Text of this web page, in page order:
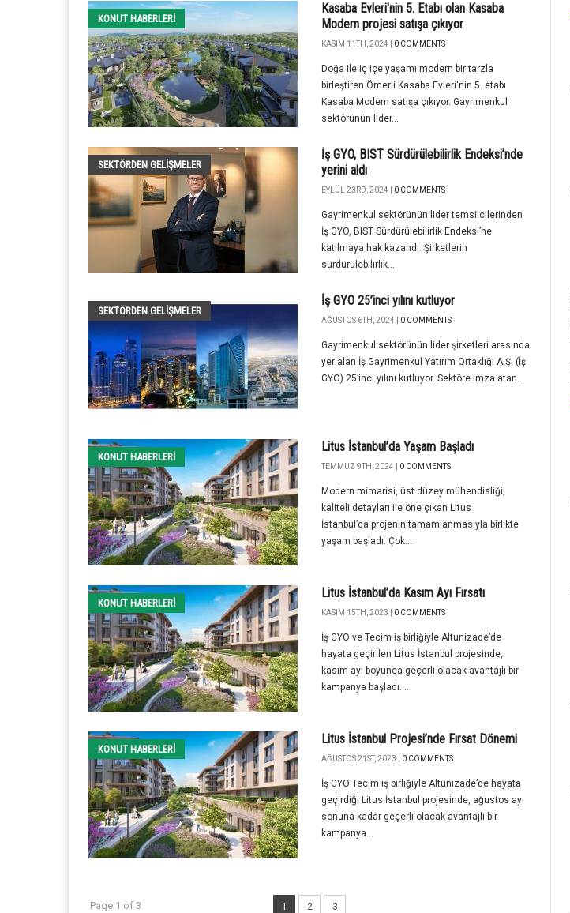
KONUT HABERLERI
Kasaba Evleri'nin 5. Etabı olan Kasaba
Modern projesi satışa çıkıyor
KASIM 11TH, 2024 | 0 COMMENTS
Doğa ile iç içe yaşamı modern bir tarzla
birleştiren Ömerli Kasaba Evleri'nin 5. etabı
Kasaba Modern satışa çıkıyor. Gayrimenkul
sektörünün lider...
SEKTÖRDEN GELIŞMELER
İş GYO, BIST Sürdürülebilirlik Endeksi’nde
yerini aldı
EYLÜL 23RD, 2024 | 0 COMMENTS
Gayrimenkul sektörünün lider temsilcilerinden
İş GYO, BIST Sürdürülebilirlik Endeksi’ne
katılmaya hak kazandı. Şirketlerin
sürdürülebilirlik...
SEKTÖRDEN GELIŞMELER
İş GYO 25’inci yılını kutluyor
AĞUSTOS 6TH, 2024 | 0 COMMENTS
Gayrimenkul sektörünün lider şirketleri arasında
yer alan İş Gayrimenkul Yatırım Ortaklığı A.Ş. (İş
GYO) 25’inci yılını kutluyor. Sektöre imza atan...
KONUT HABERLERI
Litus İstanbul’da Yaşam Başladı
TEMMUZ 9TH, 2024 | 0 COMMENTS
Modern mimarisi, üst düzey mühendisliği,
kaliteli detayları ile öne çıkan Litus
İstanbul’da projenin tamamlanmasıyla birlikte
yaşam başladı. Çok...
KONUT HABERLERI
Litus İstanbul’da Kasım Ayı Fırsatı
KASIM 15TH, 2023 | 0 COMMENTS
İş GYO ve Tecim iş birliğiyle Altunizade’de
hayata geçirilen Litus İstanbul projesinde,
kasım ayı boyunca geçerli olacak avantajlı bir
kampanya başladı....
KONUT HABERLERI
Litus İstanbul Projesi’nde Fırsat Dönemi
AĞUSTOS 21ST, 2023 | 0 COMMENTS
İş GYO Tecim iş birliğiyle Altunizade’de hayata
geçirdiği Litus İstanbul projesinde, ağustos ayı
sonuna kadar geçerli olacak avantajlı bir
kampanya...
Page 1 of 3 1 2 3